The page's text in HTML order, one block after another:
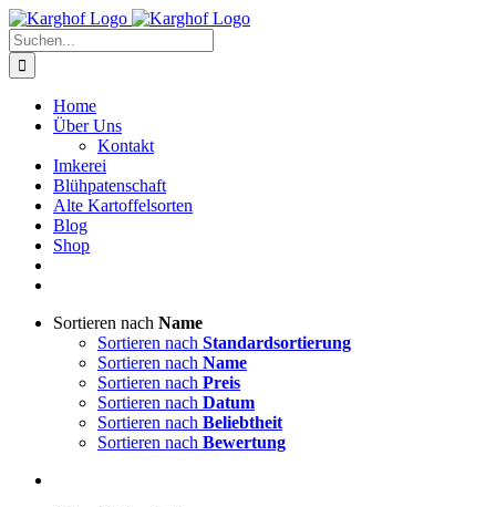
Zum
Inhalt
springen
Instagram
Facebook
Suche
nach:
Home
Über Uns
Kontakt
Imkerei
Blühpatenschaft
Alte Kartoffelsorten
Blog
Shop
Sortieren nach Name
Sortieren nach Standardsortierung
Sortieren nach Name
Sortieren nach Preis
Sortieren nach Datum
Sortieren nach Beliebtheit
Sortieren nach Bewertung